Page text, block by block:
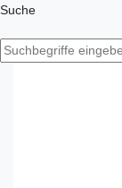
Suche